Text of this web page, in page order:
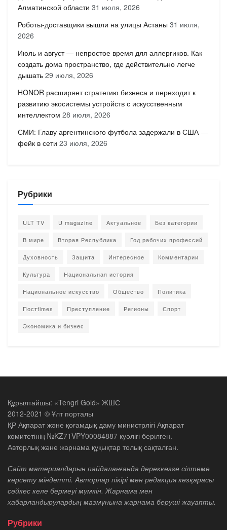
Алматинской области 31 июля, 2026
Роботы-доставщики вышли на улицы Астаны 31 июля,
2026
Июль и август — непростое время для аллергиков. Как
создать дома пространство, где действительно легче
дышать 29 июля, 2026
HONOR расширяет стратегию бизнеса и переходит к
развитию экосистемы устройств с искусственным
интеллектом 28 июля, 2026
СМИ: Главу аргентинского футбола задержали в США —
фейк в сети 23 июля, 2026
Рубрики
ULT TV U magazine Актуальное Без категории
В мире Вторая Республика Год рабочих профессий
Духовность Защита Интересное Комментарии
Культура Национальная история
Национальное искусство Общество Политика
Постtimes Преступление Регионы Спорт
Экономика и бизнес
Құрылтайшы: «Tengri Gold» ЖШС
2012-2021 © Ұлт порталы
ҚР Ақпарат және қоғамдық даму министрлігі Ақпарат
комитетінің №KZ71VPY00084887 куәлігі берілген.
Авторлық және жарнама құқықтар толық сақталған.
Сайт материалдарын пайдаланғанда дереккөзге сілтеме
көрсету міндетті. Авторлар пікірі мен редакция көзқарасы
сәйкес келе бермеуі мүмкін. Жарнама мен
хабарландырулардың мазмұнына жарнама беруші жауапты.
Рубрики